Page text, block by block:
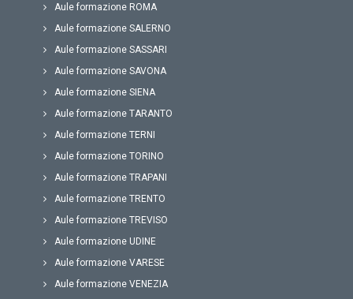
Aule formazione ROMA
Aule formazione SALERNO
Aule formazione SASSARI
Aule formazione SAVONA
Aule formazione SIENA
Aule formazione TARANTO
Aule formazione TERNI
Aule formazione TORINO
Aule formazione TRAPANI
Aule formazione TRENTO
Aule formazione TREVISO
Aule formazione UDINE
Aule formazione VARESE
Aule formazione VENEZIA